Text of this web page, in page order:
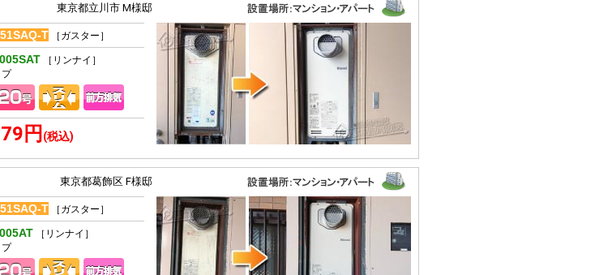
東京都立川市 M様邸
T ［ガスター］
［リンナイ］
プ
円 (税込)
東京都葛飾区 F様邸
T ［ガスター］
［リンナイ］
プ